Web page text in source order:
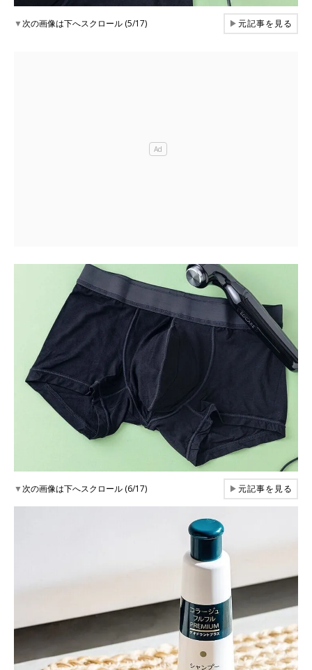
▼次の画像は下へスクロール (5/17) ▶元記事を見る
▼次の画像は下へスクロール (6/17) ▶元記事を見る